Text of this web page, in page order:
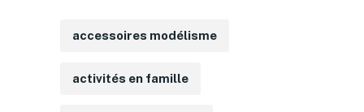
accessoires modélisme
activités en famille